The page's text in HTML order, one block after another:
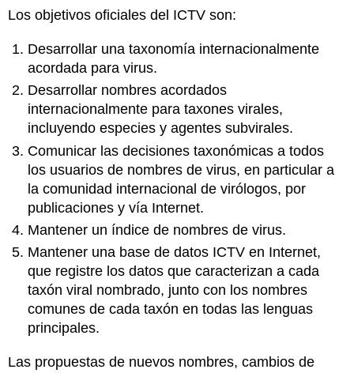
Los objetivos oficiales del ICTV son:
Desarrollar una taxonomía internacionalmente
acordada para virus.
Desarrollar nombres acordados
internacionalmente para taxones virales,
incluyendo especies y agentes subvirales.
Comunicar las decisiones taxonómicas a todos
los usuarios de nombres de virus, en particular a
la comunidad internacional de virólogos, por
publicaciones y vía Internet.
Mantener un índice de nombres de virus.
Mantener una base de datos ICTV en Internet,
que registre los datos que caracterizan a cada
taxón viral nombrado, junto con los nombres
comunes de cada taxón en todas las lenguas
principales.
Las propuestas de nuevos nombres, cambios de